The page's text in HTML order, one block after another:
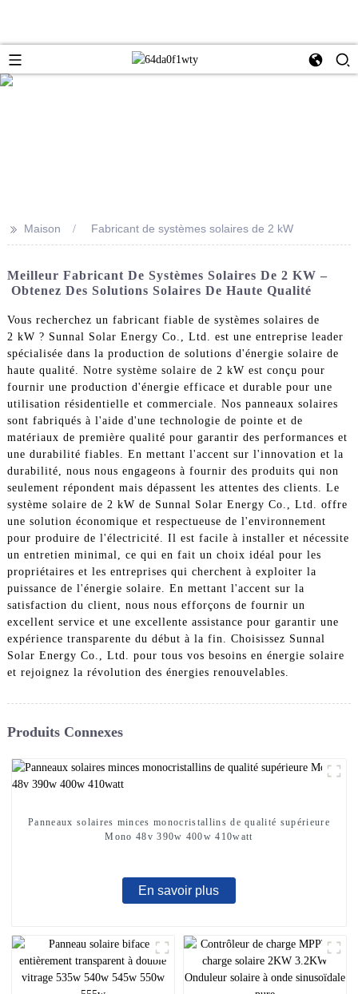
>> Maison Fabricant de systèmes solaires de 2 kW
Meilleur Fabricant De Systèmes Solaires De 2 KW –
Obtenez Des Solutions Solaires De Haute Qualité
Vous recherchez un fabricant fiable de systèmes solaires de
2 kW ? Sunnal Solar Energy Co., Ltd. est une entreprise leader
spécialisée dans la production de solutions d'énergie solaire de
haute qualité. Notre système solaire de 2 kW est conçu pour
fournir une production d'énergie efficace et durable pour une
utilisation résidentielle et commerciale. Nos panneaux solaires
sont fabriqués à l'aide d'une technologie de pointe et de
matériaux de première qualité pour garantir des performances et
une durabilité fiables. En mettant l'accent sur l'innovation et la
durabilité, nous nous engageons à fournir des produits qui non
seulement répondent mais dépassent les attentes des clients. Le
système solaire de 2 kW de Sunnal Solar Energy Co., Ltd. offre
une solution économique et respectueuse de l'environnement
pour produire de l'électricité. Il est facile à installer et nécessite
un entretien minimal, ce qui en fait un choix idéal pour les
propriétaires et les entreprises qui cherchent à exploiter la
puissance de l'énergie solaire. En mettant l'accent sur la
satisfaction du client, nous nous efforçons de fournir un
excellent service et une excellente assistance pour garantir une
expérience transparente du début à la fin. Choisissez Sunnal
Solar Energy Co., Ltd. pour tous vos besoins en énergie solaire
et rejoignez la révolution des énergies renouvelables.
Produits Connexes
Panneaux solaires minces monocristallins de qualité supérieure
Mono 48v 390w 400w 410watt
En savoir plus